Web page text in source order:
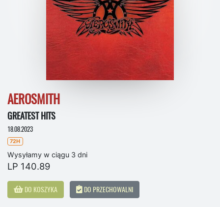
AEROSMITH
GREATEST HITS
18.08.2023
72H
Wysyłamy w ciągu 3 dni
LP 140.89
DO KOSZYKA DO PRZECHOWALNI